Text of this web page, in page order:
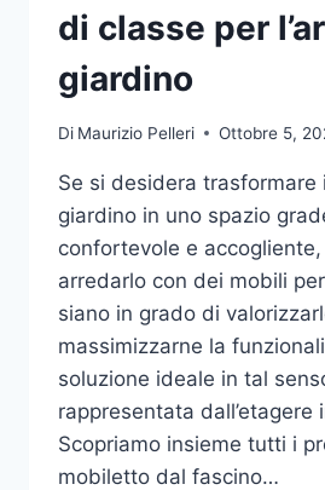
di classe per
giardino
Di Maurizio Pelleri Ottobre 5,
Se si desidera trasformare
giardino in uno spazio
confortevole e
arredarlo con dei mobili
siano in grado di
massimizzarne la
soluzione ideale in tal
rappresentata
Scopriamo insieme tutti i
mobiletto dal fascino…